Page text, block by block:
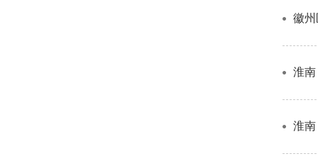
徽
淮
淮南